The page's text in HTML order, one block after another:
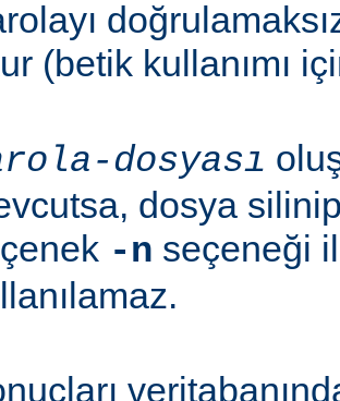
(betik kullanımı
dosyası
dosya
-n seçeneği